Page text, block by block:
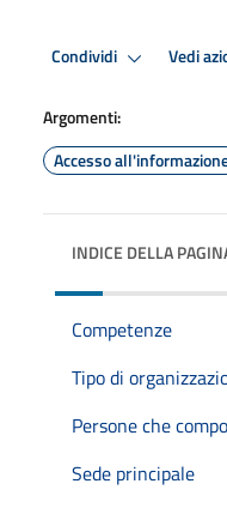
Condividi Vedi
Argomenti:
Accesso
INDICE DELLA
Competenze
Tipo di
Persone che
Sede principale